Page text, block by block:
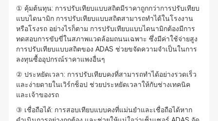
① คุ้มต้นทุน: การปรับเทียบแบบสถิตมีราคาถูกกว่าการปรับเทียบ
แบบไดนามิก การปรับเทียบแบบสถิตสามารถทำได้ในโรงงาน
หรือโรงรถ อย่างไรก็ตาม การปรับเทียบแบบไดนามิกต้องมีการ
ทดสอบการขับขี่ในสภาพแวดล้อมถนนเฉพาะ ซึ่งมีค่าใช้จ่ายสูง
การปรับเทียบแบบสถิตของ ADAS ช่วยขจัดความจำเป็นในการ
ลงทุนซื้ออุปกรณ์ราคาแพงอื่นๆ
② ประหยัดเวลา: การปรับเทียบคงที่สามารถทำได้อย่างรวดเร็ว
และง่ายดายในเวิร์กช็อป ช่วยประหยัดเวลาให้กับช่างเทคนิค
และเจ้าของรถ
③ เชื่อถือได้: การสอบเทียบแบบคงที่แม่นยำและเชื่อถือได้หาก